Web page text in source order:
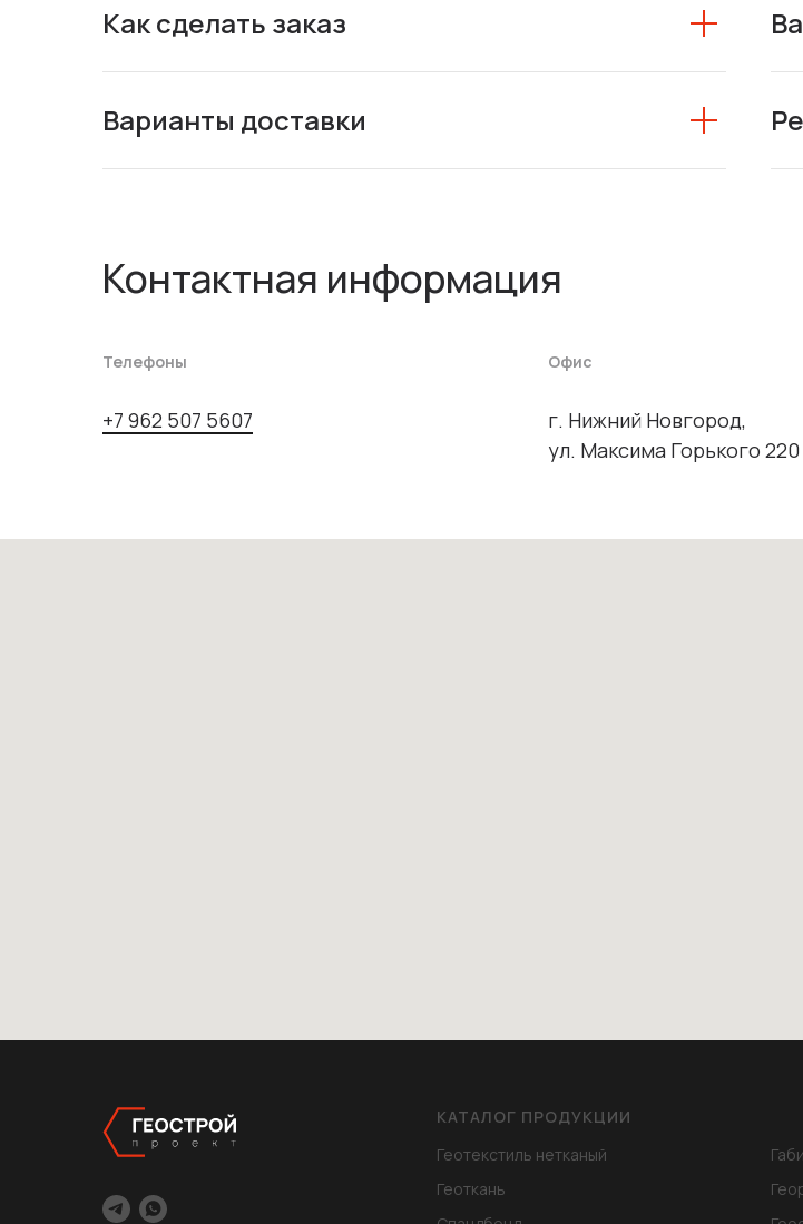
Как сделать заказ
Варианты доставки
Контактная информация
Телефоны
+7 962 507 5607
Офис
г. Нижний Новгород,
ул. Максима Горького 220
КАТАЛОГ ПРОДУКЦИИ
Геотекстиль нетканый
Геоткань